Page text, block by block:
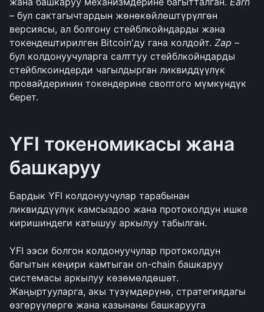
– бул сактагычтардын жөнөкөйлөштүрүлгөн
версиясы, ал болгону стейблкойндарды жана
токендештирилген Bitcoin'ду гана колдойт. Zap –
бул колдонуучуларга салттуу стейблкойндарды
стейблкоиндерди чагылдырган ликвиддүүлүк
провайдеринин токендерине своптого мүмкүндүк
берет.
YFI токеномикасы жана
башкаруу
Бардык YFI колдонуучулар тарабынан
ликвиддүүлүк камсыздоо жана протоколдун ишке
киришиндеги катышуу аркылуу табылган.
YFI ээси болгон колдонуучулар протоколдун
багытын кеңири камтыган on-chain башкаруу
системасы аркылуу көзөмөлдөшөт.
Жаңыртууларга, акы түзүмдөрүнө, стратегиядагы
өзгөрүүлөргө жана казынаны башкарууга